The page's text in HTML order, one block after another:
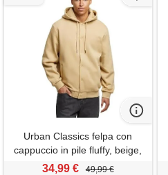
Urban Classics felpa con
cappuccio in pile fluffy, beige,
m
34,99 € 49,99 €